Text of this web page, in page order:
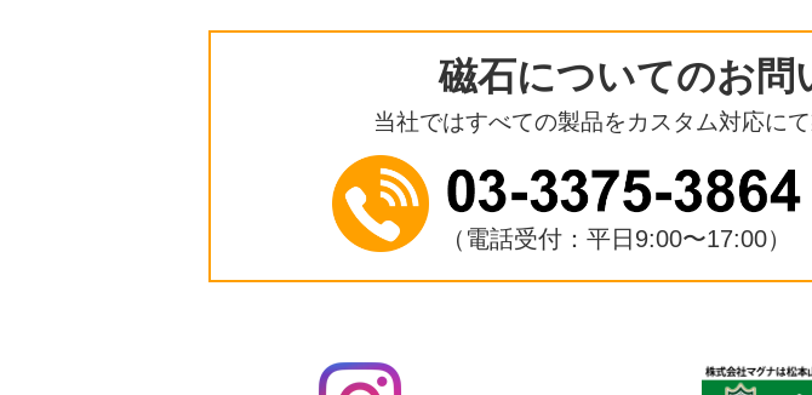
磁石についてのお問
当社ではすべての製品をカスタム対応にて
（電話受付：平日9:00〜17:00）